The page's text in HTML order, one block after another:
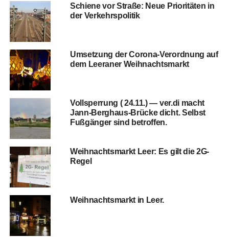
Schie­ne vor Stra­ße: Neue Prio­ri­tä­ten in
der Verkehrspolitik
Umset­zung der Coro­na-Ver­ord­nung auf
dem Leera­ner Weihnachtsmarkt
Voll­sper­rung ( 24.11.) — ver.di macht
Jann-Berg­haus-Brü­cke dicht. Selbst
Fuß­gän­ger sind betroffen.
Weih­nachts­markt Leer: Es gilt die 2G-
Regel
Weih­nachts­markt in Leer.